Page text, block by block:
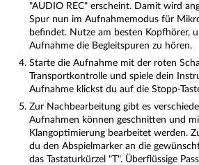
"AUDIO REC" erscheint. Damit wird
Spur nun im Aufnahmemodus für
befindet. Nutze am besten Kopfhörer,
Aufnahme die Begleitspuren zu hören.
Starte die Aufnahme mit der roten
Transportkontrolle und spiele dein
Aufnahme klickst du auf die Stopp-
Zur Nachbearbeitung gibt es
Aufnahmen können geschnitten und
Klangoptimierung bearbeitet werden.
du den Abspielmarker an die
das Tastaturkürzel "T". Überflüssige